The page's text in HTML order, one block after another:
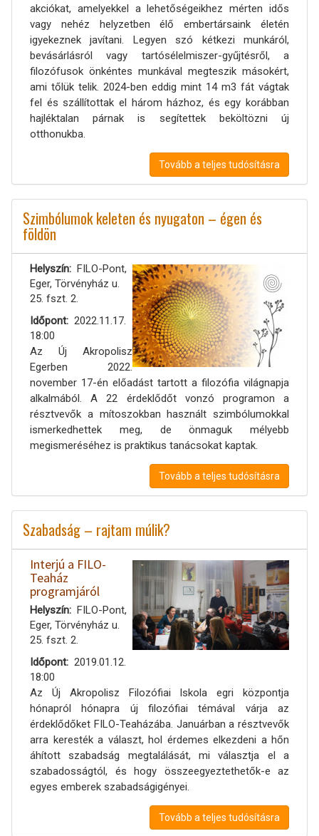
akciókat, amelyekkel a lehetőségeikhez mérten idős
vagy nehéz helyzetben élő embertársaink életén
igyekeznek javítani. Legyen szó kétkezi munkáról,
bevásárlásról vagy tartósélelmiszer-gyűjtésről, a
filozófusok önkéntes munkával megteszik másokért,
ami tőlük telik. 2024-ben eddig mint 14 m3 fát vágtak
fel és szállítottak el három házhoz, és egy korábban
hajléktalan párnak is segítettek beköltözni új
otthonukba.
Tovább a teljes tudósításra
Szimbólumok keleten és nyugaton – égen és
földön
Helyszín
FILO-Pont,
Eger, Törvényház u.
25. fszt. 2.
Időpont
2022.11.17.
18:00
Az Új Akropolisz
Egerben 2022.
november 17-én előadást tartott a filozófia világnapja
alkalmából. A 22 érdeklődőt vonzó programon a
résztvevők a mítoszokban használt szimbólumokkal
ismerkedhettek meg, de önmaguk mélyebb
megismeréséhez is praktikus tanácsokat kaptak.
Tovább a teljes tudósításra
Szabadság – rajtam múlik?
Interjú a FILO-
Teaház
programjáról
Helyszín
FILO-Pont,
Eger, Törvényház u.
25. fszt. 2.
Időpont
2019.01.12.
18:00
Az Új Akropolisz Filozófiai Iskola egri központja
hónapról hónapra új filozófiai témával várja az
érdeklődőket FILO-Teaházába. Januárban a résztvevők
arra keresték a választ, hol érdemes elkezdeni a hőn
áhított szabadság megtalálását, mi választja el a
szabadosságtól, és hogy összeegyeztethetők-e az
egyes emberek szabadságigényei.
Tovább a teljes tudósításra